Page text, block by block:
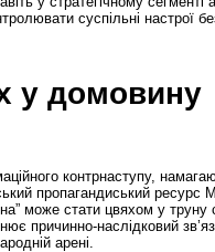
суспільні настрої
у домовину
контрнаступу,
пропагандиський ресурс
може стати цвяхом у труну
причинно-наслідковий
арені.